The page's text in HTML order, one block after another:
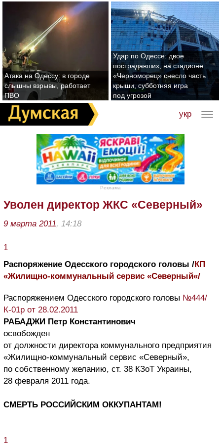
Атака на Одессу: в городе
слышны взрывы, работает
ПВО
Удар по Одессе: двое
пострадавших, на стадионе
«Черноморец» снесло часть
крыши, субботняя игра
под угрозой
укр
Реклама
Уволен директор ЖКС «Северный»
9 марта 2011, 14:18
1
Распоряжение Одесского городского головы /КП
«Жилищно-коммунальный сервис «Северный«/
Распоряжением Одесского городского головы №444/
К-01р от 28.02.2011
РАБАДЖИ Петр Константинович
освобожден
от должности директора коммунального предприятия
«Жилищно-коммунальный сервис «Северный»,
по собственному желанию, ст. 38 КЗоТ Украины,
28 февраля 2011 года.
СМЕРТЬ РОССИЙСКИМ ОККУПАНТАМ!
1